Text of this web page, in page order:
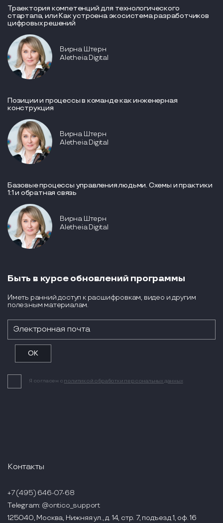
Траектория компетенций для технологического
стартапа, или Как устроена экосистема разработчиков
цифровых решений
Вирна Штерн
Aletheia Digital
Позиции и процессы в команде как инженерная
конструкция
Вирна Штерн
Aletheia Digital
Базовые процессы управления людьми. Схемы и практики
1:1 и обратная связь
Вирна Штерн
Aletheia Digital
Быть в курсе обновлений программы
Иметь ранний доступ к расшифровкам, видео и другим
полезным материалам.
Я согласен с политикой обработки персональных данных
Контакты
+7 (495) 646-07-68
Telegram: @ontico_support
125040, Москва, Нижняя ул., д. 14, стр. 7, подъезд 1, оф. 16